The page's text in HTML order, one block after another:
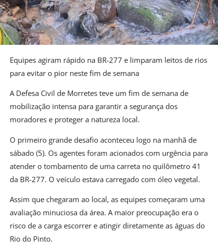
Equipes agiram rápido na BR-277 e limparam leitos de rios
para evitar o pior neste fim de semana
A Defesa Civil de Morretes teve um fim de semana de
mobilização intensa para garantir a segurança dos
moradores e proteger a natureza local.
O primeiro grande desafio aconteceu logo na manhã de
sábado (5). Os agentes foram acionados com urgência para
atender o tombamento de uma carreta no quilômetro 41
da BR-277. O veículo estava carregado com óleo vegetal.
Assim que chegaram ao local, as equipes começaram uma
avaliação minuciosa da área. A maior preocupação era o
risco de a carga escorrer e atingir diretamente as águas do
Rio do Pinto.